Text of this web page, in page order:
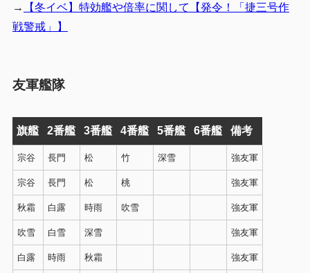
→
【冬イベ】特効艦や倍率に関して【発令！「捷三号作
戦警戒」】
友軍艦隊
旗艦 2番艦 3番艦 4番艦 5番艦 6番艦 備考
宗谷 長門 松 竹 深雪 強友軍
宗谷 長門 松 桃 強友軍
秋霜 白露 時雨 吹雪 強友軍
吹雪 白雪 深雪 強友軍
白露 時雨 秋霜 強友軍